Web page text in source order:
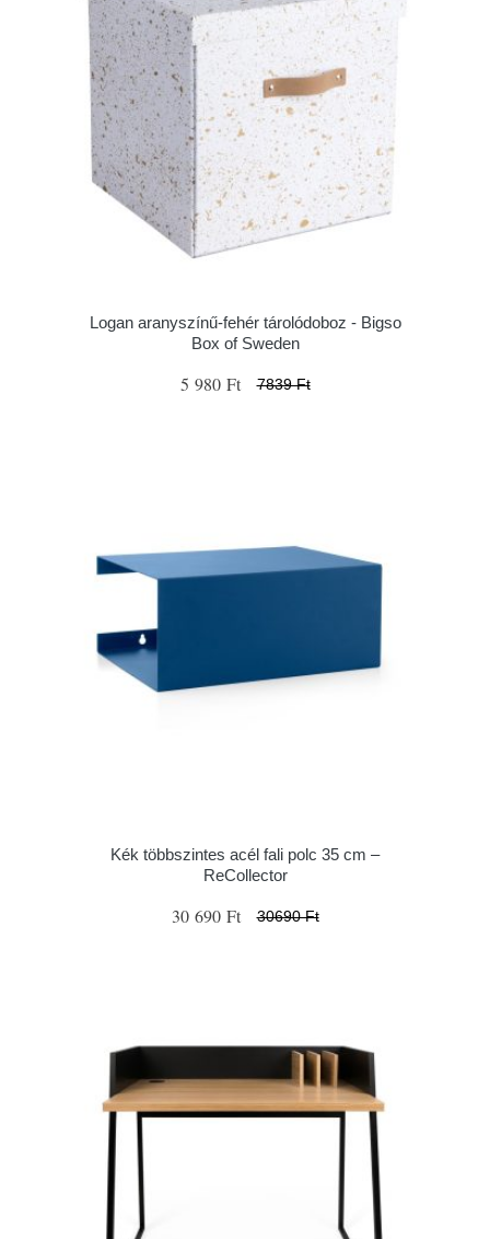
Logan aranyszínű-fehér tárolódoboz - Bigso
Box of Sweden
5 980 Ft 7839 Ft
Kék többszintes acél fali polc 35 cm –
ReCollector
30 690 Ft 30690 Ft